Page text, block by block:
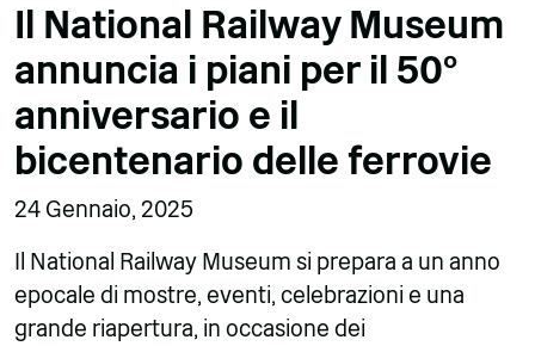
Il National Railway Museum
annuncia i piani per il 50°
anniversario e il
bicentenario delle ferrovie
24 Gennaio, 2025
Il National Railway Museum si prepara a un anno
epocale di mostre, eventi, celebrazioni e una
grande riapertura, in occasione dei